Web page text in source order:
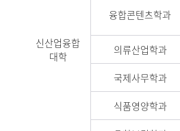
신산업융합
대학
융합콘텐츠학과
의류산업학과
국제사무학과
식품영양학과